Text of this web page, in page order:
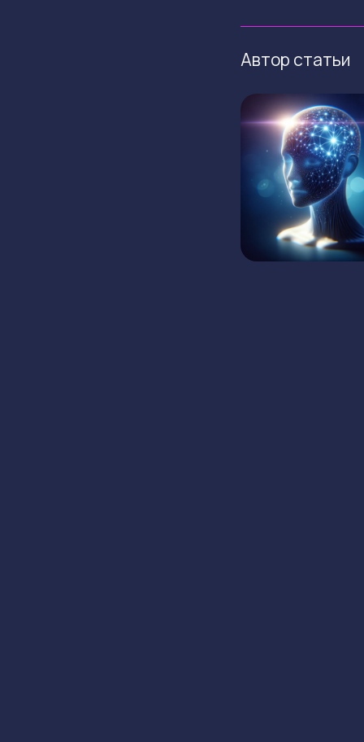
Автор статьи